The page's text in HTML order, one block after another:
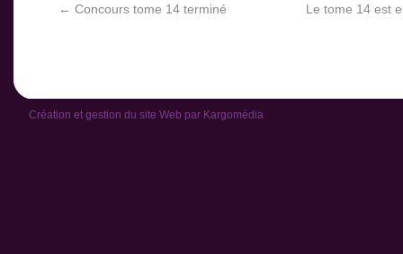
← Concours tome 14 terminé Le tome 14 est
Création et gestion du site Web par Kargomédia